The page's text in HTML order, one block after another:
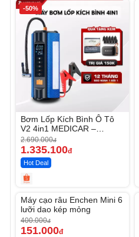
-50%
Bơm Lốp Kích Bình Ô Tô
V2 4in1 MEDICAR –
12.000mAh
2.690.000đ
1.335.100đ
Hot Deal
-62%
Máy cạo râu Enchen Mini 6
lưỡi dao kép mỏng
400.000đ
151.000đ